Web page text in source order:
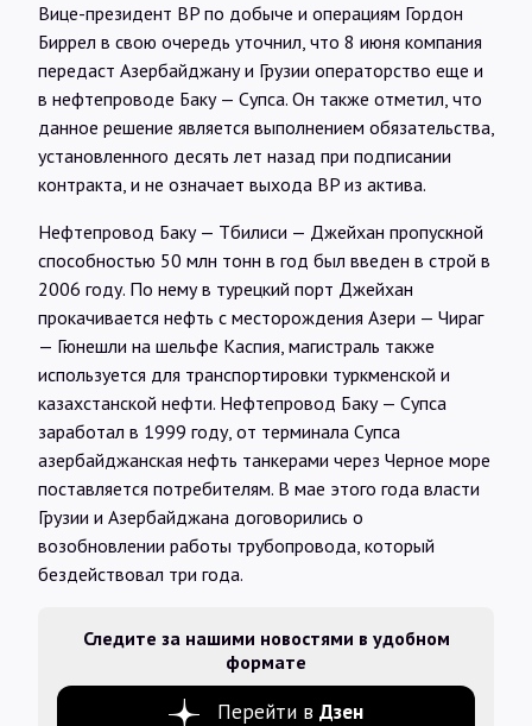
Вице-президент BP по добыче и операциям Гордон
Биррел в свою очередь уточнил, что 8 июня компания
передаст Азербайджану и Грузии операторство еще и
в нефтепроводе Баку — Супса. Он также отметил, что
данное решение является выполнением обязательства,
установленного десять лет назад при подписании
контракта, и не означает выхода BP из актива.
Нефтепровод Баку — Тбилиси — Джейхан пропускной
способностью 50 млн тонн в год был введен в строй в
2006 году. По нему в турецкий порт Джейхан
прокачивается нефть с месторождения Азери — Чираг
— Гюнешли на шельфе Каспия, магистраль также
используется для транспортировки туркменской и
казахстанской нефти. Нефтепровод Баку — Супса
заработал в 1999 году, от терминала Супса
азербайджанская нефть танкерами через Черное море
поставляется потребителям. В мае этого года власти
Грузии и Азербайджана договорились о
возобновлении работы трубопровода, который
бездействовал три года.
Следите за нашими новостями в удобном
формате
Перейти в Дзен